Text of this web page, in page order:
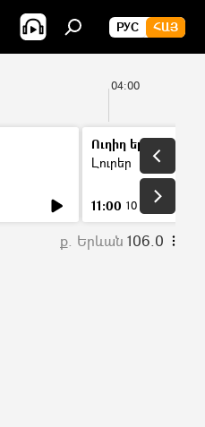
РУС ՀԱՅ
04:00
Ուղիղ եթեր
Լուրեր
11:00 10 ր
ք. Երևան 106.0